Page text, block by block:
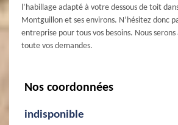
l’habillage adapté à votre dessous de toit
Montguillon et ses environs. N’hésitez donc
entreprise pour tous vos besoins. Nous
toute vos demandes.
Nos coordonnées
indisponible